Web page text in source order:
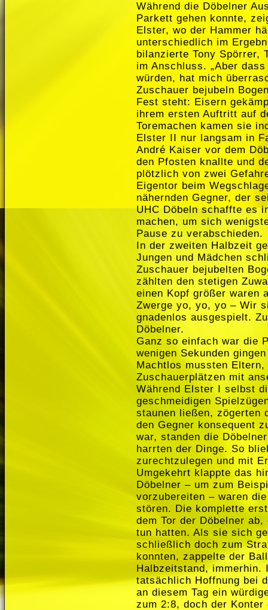
Während die Döbelner
Parkett gehen konnte,
Elster, wo der Hammer
unterschiedlich im
bilanzierte Tony Spörrer,
im Anschluss. „Aber
würden, hat mich
Zuschauer bejubeln
Fest steht: Eisern
ihrem ersten Auftritt auf
Toremachen kamen sie
Elster II nur langsam in
André Kaiser vor dem
den Pfosten knallte und
plötzlich von zwei
Eigentor beim
nähernden Gegner, der
UHC Döbeln schaffte es
machen, um sich
Pause zu verabschieden.
In der zweiten Halbzeit
Jungen und Mädchen
Zuschauer bejubelten
zählten den stetigen
einen Kopf größer waren
Zwerge yo, yo, yo – Wir
gnadenlos ausgespielt.
Döbelner.
Ganz so einfach war die
wenigen Sekunden
Machtlos mussten
Zuschauerplätzen mit
Während Elster I selbst
geschmeidigen
staunen ließen, zögerten
den Gegner konsequent
war, standen die
harrten der Dinge. So
zurechtzulegen und mit
Umgekehrt klappte das
Döbelner – um zum
vorzubereiten – waren
stören. Die komplette
dem Tor der Döbelner
tun hatten. Als sie sich
schließlich doch zum
konnten, zappelte der
Halbzeitstand, immerhin.
tatsächlich Hoffnung bei
an diesem Tag ein
zum 2:8, doch der Konter